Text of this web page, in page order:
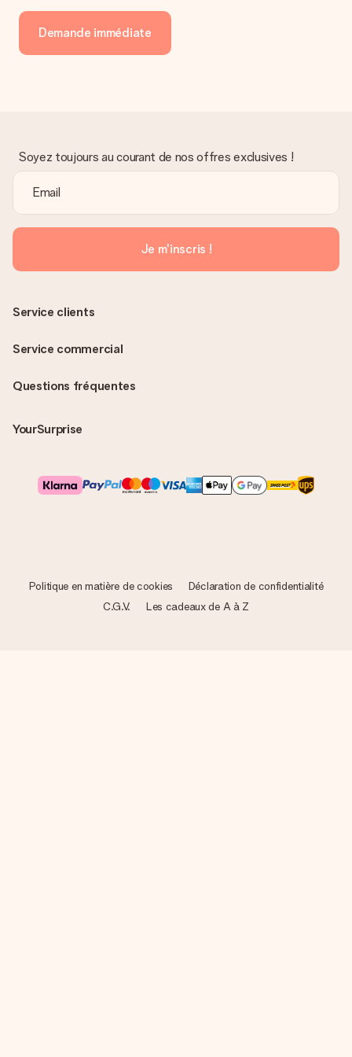
un véritable effet surprise !
Demande immédiate
Soyez toujours au courant de nos offres exclusives !
Je m'inscris !
Questions fréquentes
YourSurprise
Service clients
Service commercial
Politique en matière de cookies
Déclaration de confidentialité
C.G.V.
Les cadeaux de A à Z